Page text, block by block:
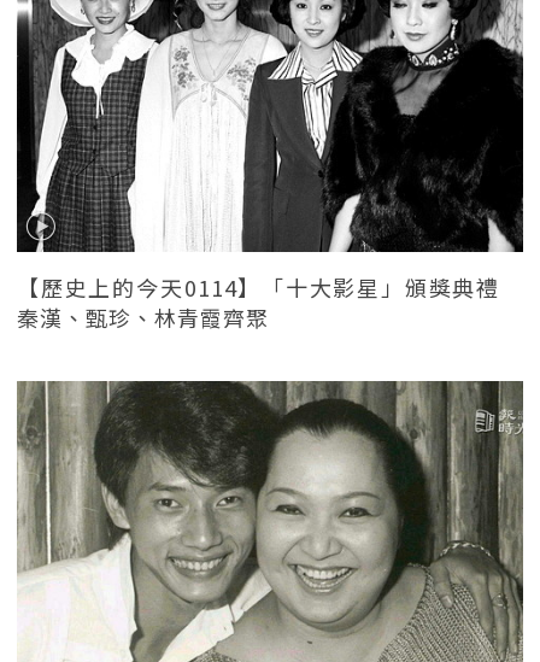
【歷史上的今天0114】「十大影星」頒獎典禮
秦漢、甄珍、林青霞齊聚